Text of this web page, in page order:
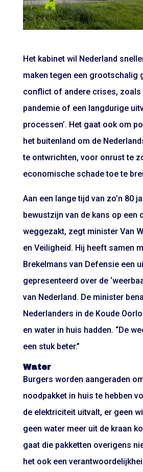
Het kabinet wil Nederland
maken tegen een grootschalig
conflict of andere crises, zoals
pandemie of een langdurige
processen’. Het gaat ook om
het buitenland om de
te ontwrichten, voor onrust te
economische schade toe te
Aan een lange tijd van zo’n 80
bewustzijn van de kans op een
weggezakt, zegt minister Van
en Veiligheid. Hij heeft samen
Brekelmans van Defensie een
gepresenteerd over de
van Nederland. De minister
Nederlanders in de Koude
en water in huis hadden. “De
een stuk beter.”
Water
Burgers worden aangeraden
noodpakket in huis te hebben
de elektriciteit uitvalt, er geen
geen water meer uit de kraan
gaat die pakketten overigens
het ook een